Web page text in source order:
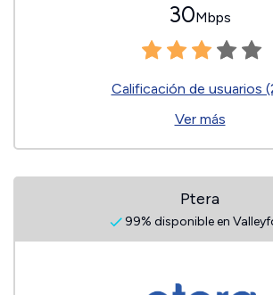
30Mbps
Calificación de usuarios
Ver más
Ptera
99% disponible en